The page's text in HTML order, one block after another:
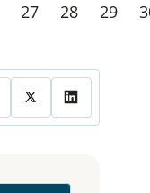
27 28 29